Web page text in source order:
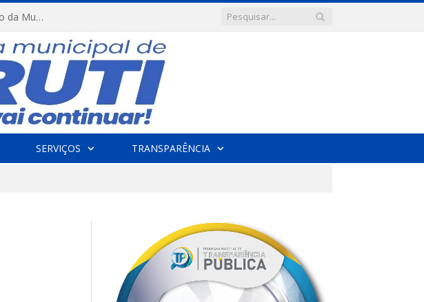
FESTRIBAL 2026 – No Coração da Amazônia. Apresentação da Munduruku.
SERVIÇOS TRANSPARÊNCIA